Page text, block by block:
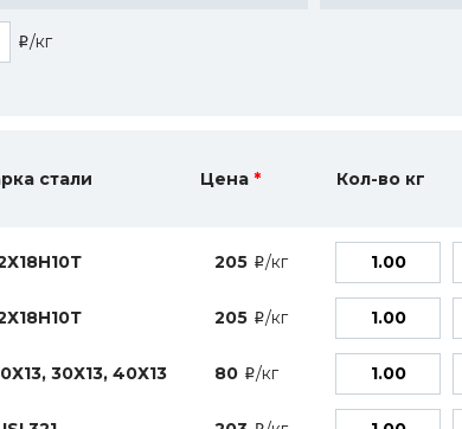
i/кг
стали Цена * Кол-во кг
205 i/кг
205 i/кг
30Х13, 40Х13 80 i/кг